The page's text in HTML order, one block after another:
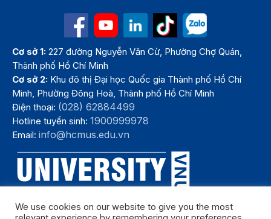
Cơ sở 1: 227 đường Nguyễn Văn Cừ, Phường Chợ Quán,
Thành phố Hồ Chí Minh
Cơ sở 2: Khu đô thị Đại học Quốc gia Thành phố Hồ Chí
Minh, Phường Đông Hoà, Thành phố Hồ Chí Minh
Điện thoại: (028) 62884499
Hotline tuyển sinh:1900999978
Email:info@hcmus.edu.vn
We use cookies on our website to give you the most